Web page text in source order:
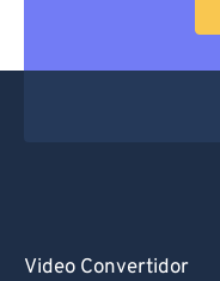
Video Convertidor